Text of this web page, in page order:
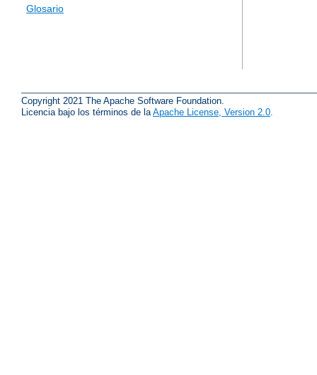
Glosario
Copyright 2021 The Apache Software Foundation.
Licencia bajo los términos de la Apache License, Version 2.0